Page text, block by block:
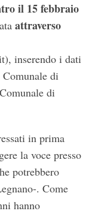
il 15 febbraio
attraverso
inserendo i dati
di
di
in prima
la voce presso
potrebbero
. Come
hanno